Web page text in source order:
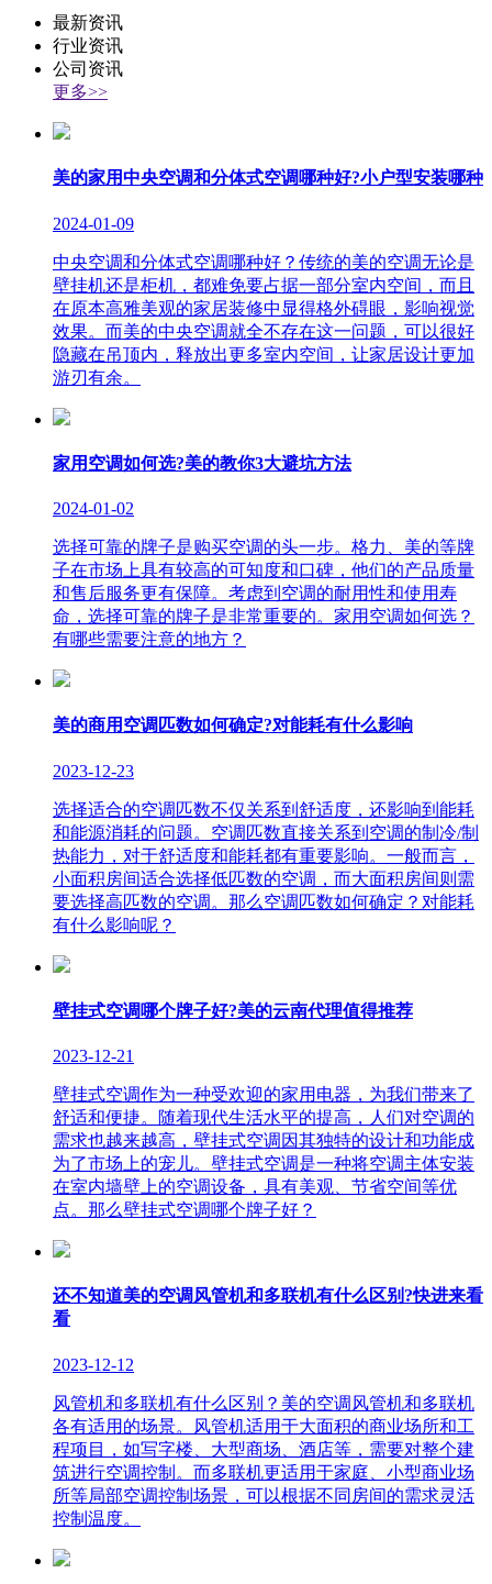
最新资讯
行业资讯
公司资讯
更多>>
美的家用中央空调和分体式空调哪种好?小户型安装哪种
2024-01-09
中央空调和分体式空调哪种好？传统的美的空调无论是
壁挂机还是柜机，都难免要占据一部分室内空间，而且
在原本高雅美观的家居装修中显得格外碍眼，影响视觉
效果。而美的中央空调就全不存在这一问题，可以很好
隐藏在吊顶内，释放出更多室内空间，让家居设计更加
游刃有余。
家用空调如何选?美的教你3大避坑方法
2024-01-02
选择可靠的牌子是购买空调的头一步。格力、美的等牌
子在市场上具有较高的可知度和口碑，他们的产品质量
和售后服务更有保障。考虑到空调的耐用性和使用寿
命，选择可靠的牌子是非常重要的。家用空调如何选？
有哪些需要注意的地方？
美的商用空调匹数如何确定?对能耗有什么影响
2023-12-23
选择适合的空调匹数不仅关系到舒适度，还影响到能耗
和能源消耗的问题。空调匹数直接关系到空调的制冷/制
热能力，对于舒适度和能耗都有重要影响。一般而言，
小面积房间适合选择低匹数的空调，而大面积房间则需
要选择高匹数的空调。那么空调匹数如何确定？对能耗
有什么影响呢？
壁挂式空调哪个牌子好?美的云南代理值得推荐
2023-12-21
壁挂式空调作为一种受欢迎的家用电器，为我们带来了
舒适和便捷。随着现代生活水平的提高，人们对空调的
需求也越来越高，壁挂式空调因其独特的设计和功能成
为了市场上的宠儿。壁挂式空调是一种将空调主体安装
在室内墙壁上的空调设备，具有美观、节省空间等优
点。那么壁挂式空调哪个牌子好？
还不知道美的空调风管机和多联机有什么区别?快进来看
看
2023-12-12
风管机和多联机有什么区别？美的空调风管机和多联机
各有适用的场景。风管机适用于大面积的商业场所和工
程项目，如写字楼、大型商场、酒店等，需要对整个建
筑进行空调控制。而多联机更适用于家庭、小型商业场
所等局部空调控制场景，可以根据不同房间的需求灵活
控制温度。